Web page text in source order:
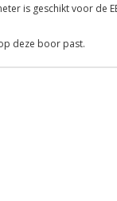
geschikt voor de
deze boor past.